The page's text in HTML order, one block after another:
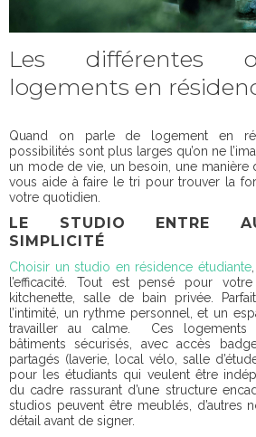
Les différentes
logements en
Quand on parle de logement en
possibilités sont plus larges qu’on ne
un mode de vie, un besoin, une manière
vous aide à faire le tri pour trouver la
votre quotidien.
LE STUDIO ENTRE
SIMPLICITÉ
Choisir un studio en résidence étudiante
l’efficacité. Tout est pensé pour
kitchenette, salle de bain privée.
l’intimité, un rythme personnel, et un
travailler au calme. Ces logements
bâtiments sécurisés, avec accès
partagés (laverie, local vélo, salle
pour les étudiants qui veulent être
du cadre rassurant d’une structure
studios peuvent être meublés, d’autres
détail avant de signer.